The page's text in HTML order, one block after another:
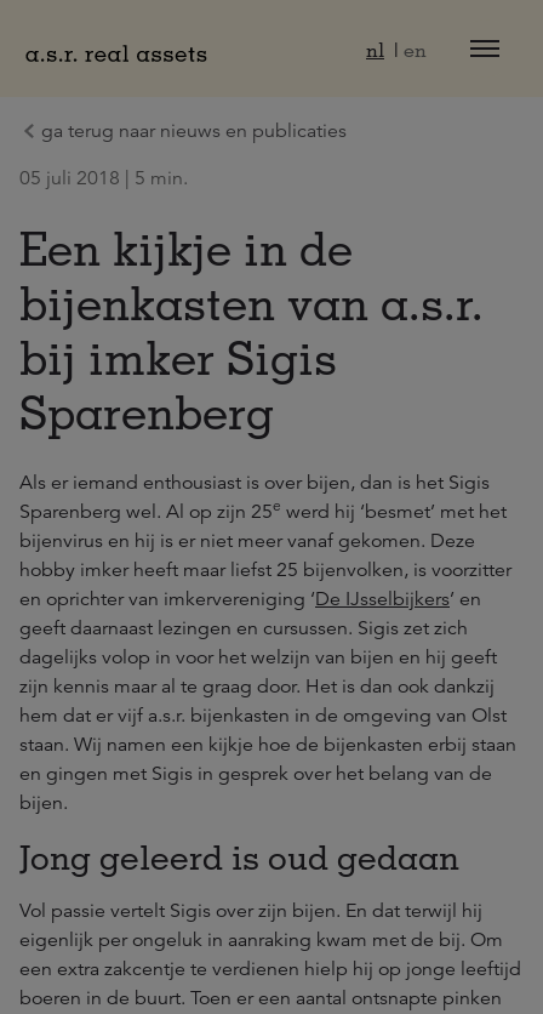
nl en
ga terug naar nieuws en publicaties
05 juli 2018 | 5 min.
Een kijkje in de
bijenkasten van a.s.r.
bij imker Sigis
Sparenberg
Als er iemand enthousiast is over bijen, dan is het Sigis
Sparenberg wel. Al op zijn 25e werd hij ‘besmet’ met het
bijenvirus en hij is er niet meer vanaf gekomen. Deze
hobby imker heeft maar liefst 25 bijenvolken, is voorzitter
en oprichter van imkervereniging ‘De IJsselbijkers’ en
geeft daarnaast lezingen en cursussen. Sigis zet zich
dagelijks volop in voor het welzijn van bijen en hij geeft
zijn kennis maar al te graag door. Het is dan ook dankzij
hem dat er vijf a.s.r. bijenkasten in de omgeving van Olst
staan. Wij namen een kijkje hoe de bijenkasten erbij staan
en gingen met Sigis in gesprek over het belang van de
bijen.
Jong geleerd is oud gedaan
Vol passie vertelt Sigis over zijn bijen. En dat terwijl hij
eigenlijk per ongeluk in aanraking kwam met de bij. Om
een extra zakcentje te verdienen hielp hij op jonge leeftijd
boeren in de buurt. Toen er een aantal ontsnapte pinken